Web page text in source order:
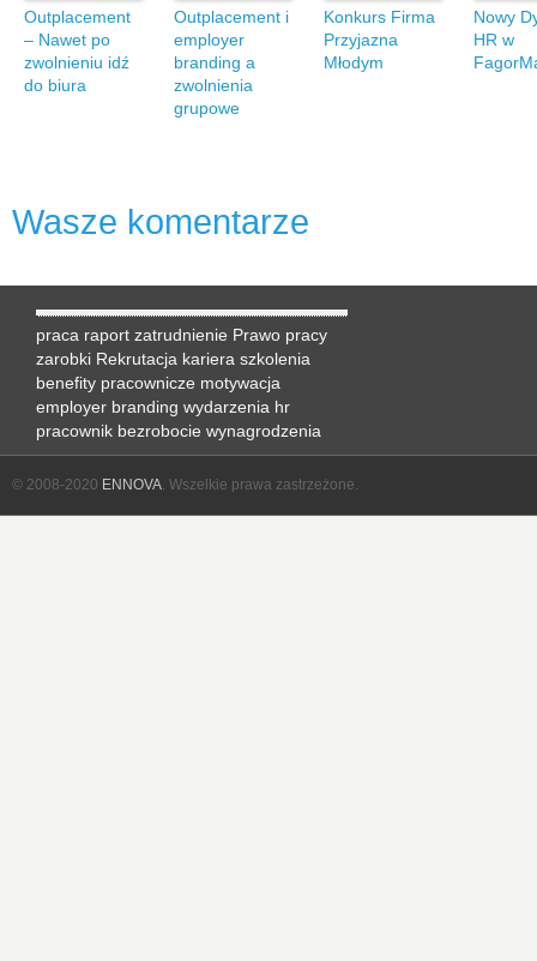
Outplacement
– Nawet po
zwolnieniu idź
do biura
Outplacement i
employer
branding a
zwolnienia
grupowe
Konkurs Firma
Przyjazna
Młodym
Nowy
HR w
Wasze komentarze
praca raport zatrudnienie Prawo pracy
zarobki Rekrutacja kariera szkolenia
benefity pracownicze motywacja
employer branding wydarzenia hr
pracownik bezrobocie wynagrodzenia
© 2008-2020 ENNOVA. Wszelkie prawa zastrzeżone.